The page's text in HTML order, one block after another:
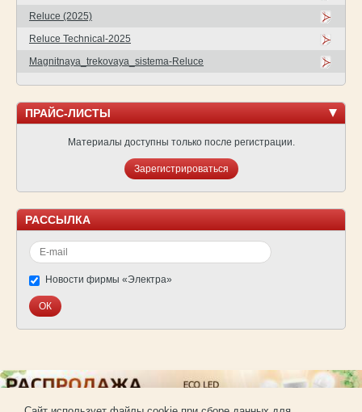
Reluce (2025)
Reluce Technical-2025
Magnitnaya_trekovaya_sistema-Reluce
ПРАЙС-ЛИСТЫ
Материалы доступны только после регистрации.
Зарегистрироваться
РАССЫЛКА
Новости фирмы «Электра»